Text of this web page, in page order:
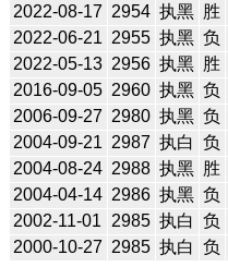
2022-08-17 2954 执黑 胜
2022-06-21 2955 执黑 负
2022-05-13 2956 执黑 胜
2016-09-05 2960 执黑 负
2006-09-27 2980 执黑 负
2004-09-21 2987 执白 负
2004-08-24 2988 执黑 胜
2004-04-14 2986 执黑 负
2002-11-01
2985 执白 负
2000-10-27 2985 执白 负